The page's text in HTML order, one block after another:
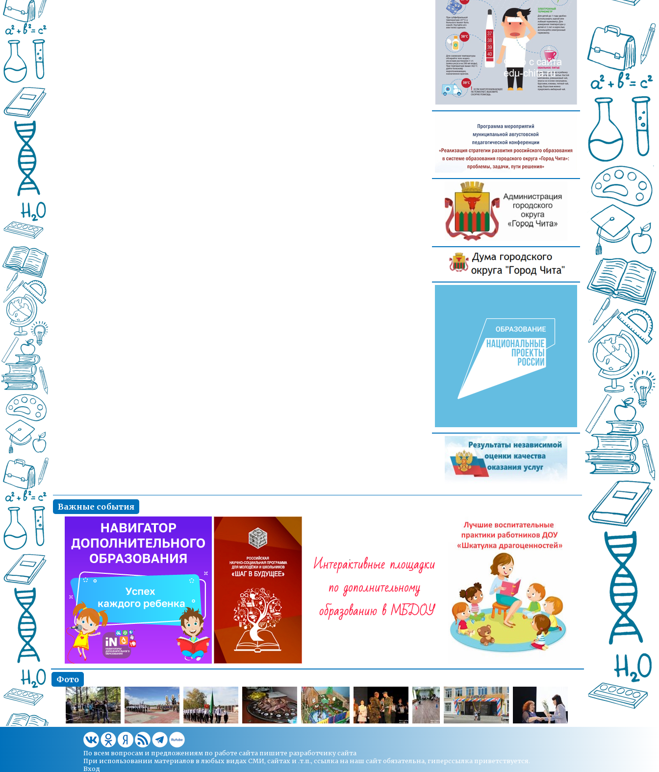
Важные события
Фото
По всем вопросам и предложениям по работе сайта пишите разработчику сайта
При использовании материалов в любых видах СМИ, сайтах и .т.п., ссылка на наш сайт обязательна, гиперссылка приветствуется.
Вход